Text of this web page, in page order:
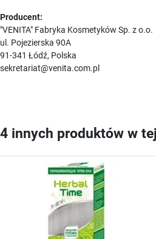
Producent:
"VENITA" Fabryka Kosmetyków Sp. z o.o.
ul. Pojezierska 90A
91-341 Łódź, Polska
sekretariat@venita.com.pl
4 innych produktów w